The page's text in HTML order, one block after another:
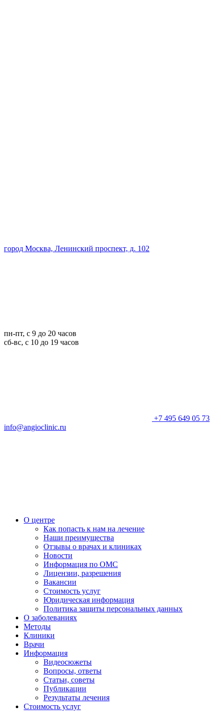
город Москва, Ленинский проспект, д. 102
пн-пт, с 9 до 20 часов
сб-вс, с 10 до 19 часов
+7 495 649 05 73
info@angioclinic.ru
О центре
Как попасть к нам на лечение
Наши преимущества
Отзывы о врачах и клиниках
Новости
Информация по ОМС
Лицензии, разрешения
Вакансии
Стоимость услуг
Юридическая информация
Политика защиты персональных данных
О заболеваниях
Методы
Клиники
Врачи
Информация
Видеосюжеты
Вопросы, ответы
Статьи, советы
Публикации
Результаты лечения
Стоимость услуг